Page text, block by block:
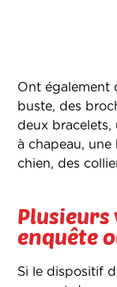
Ont également
buste, des
deux bracelets,
à chapeau,
chien, des
Plusieurs
enquête
Si le dispositif